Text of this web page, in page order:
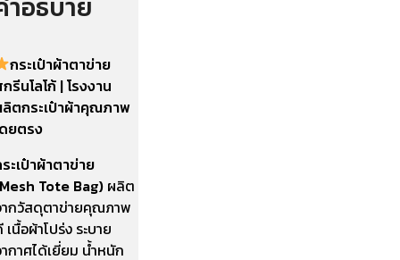
ำอธิบาย
กระเป๋าผ้าตาข่าย
รีนโลโก้ | โรงงาน
ตกระเป๋าผ้าคุณภาพ
ยตรง
ะเป๋าผ้าตาข่าย
Tote Bag) ผลิต
กวัสดุตาข่ายคุณภาพ
เนื้อผ้าโปร่ง ระบาย
กาศได้เยี่ยม น้ำหนัก